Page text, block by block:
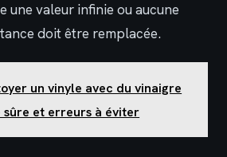
une valeur infinie ou aucune
doit être remplacée.
un vinyle avec du vinaigre
sûre et erreurs à éviter